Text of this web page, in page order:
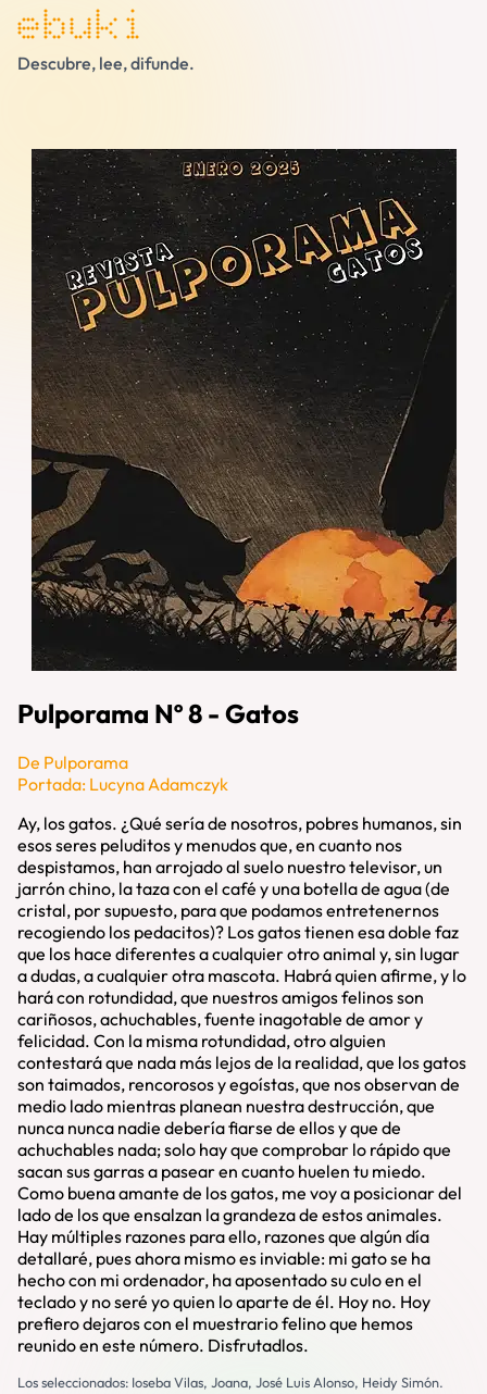
ebuki
Descubre, lee, difunde.
Pulporama Nº 8 - Gatos
De Pulporama
Portada: Lucyna Adamczyk
Ay, los gatos. ¿Qué sería de nosotros, pobres humanos, sin
esos seres peluditos y menudos que, en cuanto nos
despistamos, han arrojado al suelo nuestro televisor, un
jarrón chino, la taza con el café y una botella de agua (de
cristal, por supuesto, para que podamos entretenernos
recogiendo los pedacitos)? Los gatos tienen esa doble faz
que los hace diferentes a cualquier otro animal y, sin lugar
a dudas, a cualquier otra mascota. Habrá quien afirme, y lo
hará con rotundidad, que nuestros amigos felinos son
cariñosos, achuchables, fuente inagotable de amor y
felicidad. Con la misma rotundidad, otro alguien
contestará que nada más lejos de la realidad, que los gatos
son taimados, rencorosos y egoístas, que nos observan de
medio lado mientras planean nuestra destrucción, que
nunca nunca nadie debería fiarse de ellos y que de
achuchables nada; solo hay que comprobar lo rápido que
sacan sus garras a pasear en cuanto huelen tu miedo.
Como buena amante de los gatos, me voy a posicionar del
lado de los que ensalzan la grandeza de estos animales.
Hay múltiples razones para ello, razones que algún día
detallaré, pues ahora mismo es inviable: mi gato se ha
hecho con mi ordenador, ha aposentado su culo en el
teclado y no seré yo quien lo aparte de él. Hoy no. Hoy
prefiero dejaros con el muestrario felino que hemos
reunido en este número. Disfrutadlos.
Los seleccionados: Ioseba Vilas, Joana, José Luis Alonso, Heidy Simón.